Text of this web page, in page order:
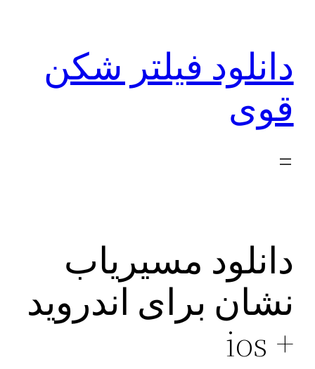
دانلود فیلتر شکن
قوی
دانلود مسیریاب
نشان برای اندروید
+ ios